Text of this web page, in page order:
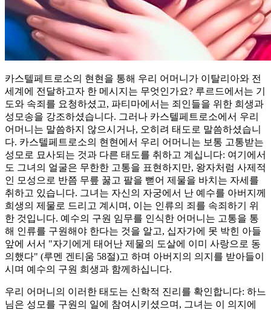
카스텔페트로소의 현현을 통해 우리 어머니가 이탈리아와 전
세계에 전달하고자 한 메시지는 무엇인가요? 루르드에서는 기
도와 속죄를 요청하셨고, 파티마에서는 죄인들을 위한 희생과
성모송을 강조하셨습니다. 그러나 카스텔페트로소에서 우리
어머니는 말씀하지 않으시거나, 오히려 태도로 말씀하셨습니
다. 카스텔페트로소의 현현에서 우리 어머니는 보통 고통받는
성모로 묘사되는 것과 다른 태도를 취하고 계십니다: 여기에서
도 그녀의 얼굴은 무한한 고통을 표현하지만, 왕자처럼 사제적
인 모성으로 반쯤 무릎 꿇고 팔을 뻗어 제물을 바치는 자세를
취하고 있습니다. 그녀는 자신의 자궁에서 난 예수를 아버지께
희생의 제물로 드리고 계시며, 이는 인류의 죄를 속죄하기 위
한 것입니다. 예수의 구원 임무를 인식한 어머니는 고통을 통
해 인류를 구원해야 한다는 것을 알고, 십자가에 못 박힌 아들
앞에 서서 "자기에게 태어난 제물의 도살에 이미 사랑으로 동
의했다" (루멘 겐티움 58절)고 하며 아버지의 의지를 받아들이
시며 예수의 구원 희생과 함께하십니다.
우리 어머니의 이러한 태도는 신학적 진리를 확인합니다: 하느
님은 성모를 구원의 일에 참여시키셨으며, 그녀는 이 의지에